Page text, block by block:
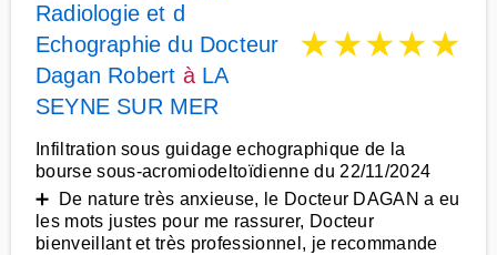
Radiologie et d
Echographie du Docteur
Dagan Robert à LA
SEYNE SUR MER
★★★★★
Infiltration sous guidage echographique de la
bourse sous-acromiodeltoïdienne du 22/11/2024
➕ De nature très anxieuse, le Docteur DAGAN a eu
les mots justes pour me rassurer, Docteur
bienveillant et très professionnel, je recommande